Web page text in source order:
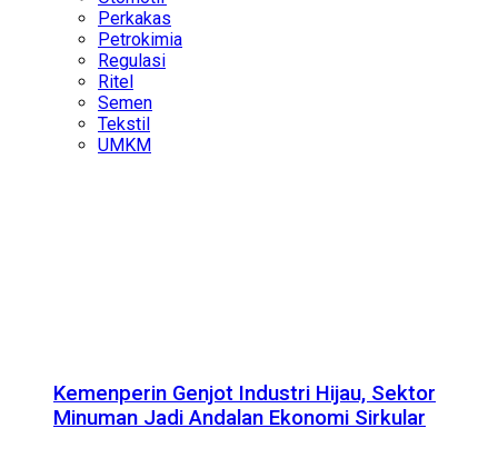
Perkakas
Petrokimia
Regulasi
Ritel
Semen
Tekstil
UMKM
Kemenperin Genjot Industri Hijau, Sektor
Minuman Jadi Andalan Ekonomi Sirkular